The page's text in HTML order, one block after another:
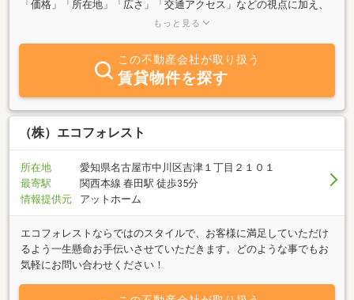
「価格」「所在地」「広さ」「交通アクセス」などの視点に加え、
その不動産の持つ未だ明かされていない個性を探り出し、物件の価
建築士事務所という側面も併せ持っています。住宅、共同住宅を始
めとし店舗、事務所、公共施設、医療福祉施設、教育施設などのさ
まざまな用途の設計経験から培った観察眼をもって、物件と向き合
っていきます。
もっと見る
この不動産会社が取り扱う
賃貸物件を探す
（株）エコフォレスト
所在地
愛知県名古屋市中川区吉津１丁目２１０１
最寄駅
関西本線 春田駅 徒歩35分
情報提供元
アットホーム
エコフォレストならではのスタイルで、お客様に満足していただけ
るよう一生懸命お手伝いさせていただきます。どのような事でもお
気軽にお問い合わせください！